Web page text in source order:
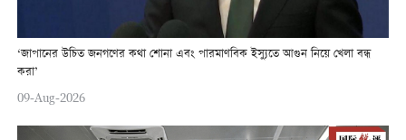
‘জাপানের উচিত জনগণের কথা শোনা এবং পারমাণবিক ইস্যুতে আগুন নিয়ে খেলা বন্ধ
করা’
09-Aug-2026